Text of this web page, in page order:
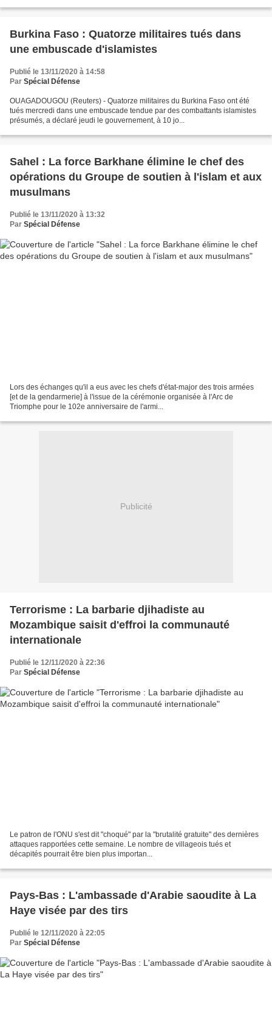
Burkina Faso : Quatorze militaires tués dans
une embuscade d'islamistes
Publié le 13/11/2020 à 14:58
Par Spécial Défense
OUAGADOUGOU (Reuters) - Quatorze militaires du Burkina Faso ont été
tués mercredi dans une embuscade tendue par des combattants islamistes
présumés, a déclaré jeudi le gouvernement, à 10 jo...
Sahel : La force Barkhane élimine le chef des
opérations du Groupe de soutien à l'islam et aux
musulmans
Publié le 13/11/2020 à 13:32
Par Spécial Défense
Lors des échanges qu'il a eus avec les chefs d'état-major des trois armées
[et de la gendarmerie] à l'issue de la cérémonie organisée à l'Arc de
Triomphe pour le 102e anniversaire de l'armi...
Publicité
Terrorisme : La barbarie djihadiste au
Mozambique saisit d'effroi la communauté
internationale
Publié le 12/11/2020 à 22:36
Par Spécial Défense
Le patron de l'ONU s'est dit "choqué" par la "brutalité gratuite" des dernières
attaques rapportées cette semaine. Le nombre de villageois tués et
décapités pourrait être bien plus importan...
Pays-Bas : L'ambassade d'Arabie saoudite à La
Haye visée par des tirs
Publié le 12/11/2020 à 22:05
Par Spécial Défense